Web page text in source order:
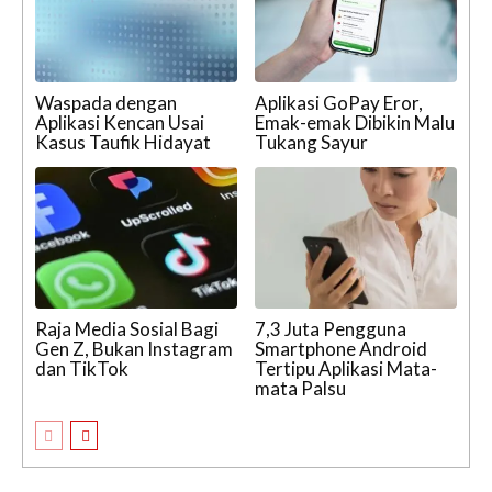
Waspada dengan
Aplikasi Kencan Usai
Kasus Taufik Hidayat
Aplikasi GoPay Eror,
Emak-emak Dibikin Malu
Tukang Sayur
Raja Media Sosial Bagi
Gen Z, Bukan Instagram
dan TikTok
7,3 Juta Pengguna
Smartphone Android
Tertipu Aplikasi Mata-
mata Palsu